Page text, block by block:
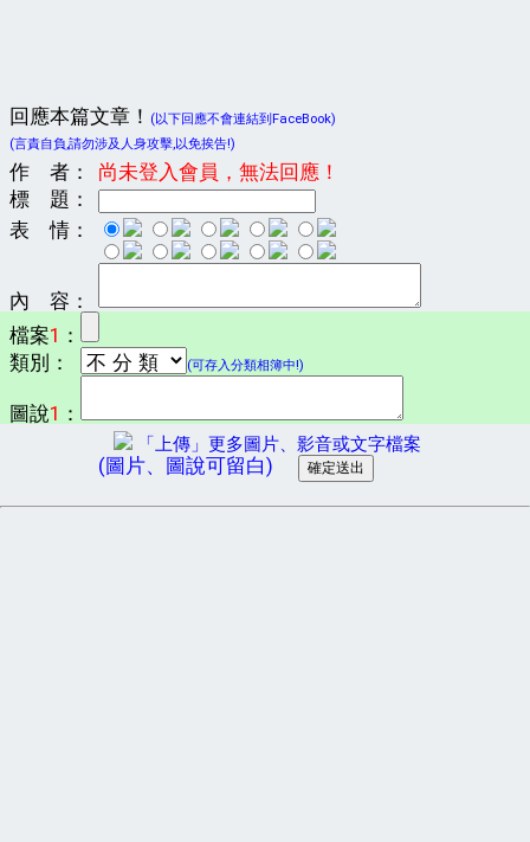
回應本篇文章！
(以下回應不會連結到FaceBook)
(言責自負,請勿涉及人身攻擊,以免挨告!)
作 者：
尚未登入會員，無法回應！
標 題：
表 情：
內 容：
檔案1 ：
類別：
(可存入分類相簿中!)
圖說1 ：
「上傳」更多圖片、影音或文字檔案
(圖片、圖說可留白)